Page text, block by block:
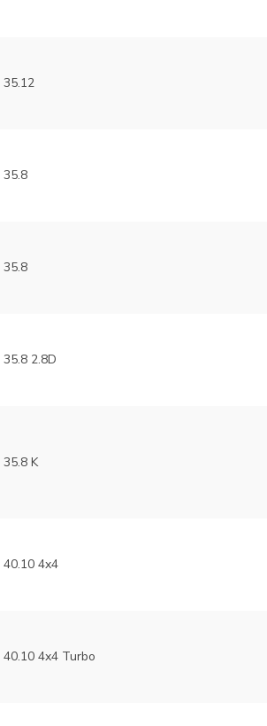
35.12
35.8
35.8
35.8 2.8D
35.8 K
40.10 4x4
40.10 4x4 Turbo